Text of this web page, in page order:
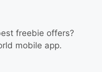
freebie offers?
mobile app.